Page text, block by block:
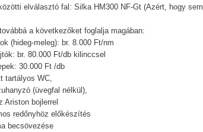
elválasztó fal: Silka HM300 NF-Gt (Azért, hogy
a következőket foglalja magában:
(hideg-meleg): br. 8.000 Ft/nm
br. 80.000 Ft/db kilinccsel
30.000 Ft /db
tartályos WC,
(üvegfal nélkül),
Ariston bojlerrel
redőnyhöz előkészítés
becsövezése